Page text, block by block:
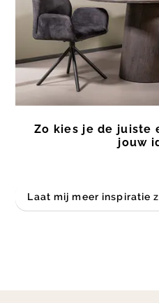
Zo kies je de juiste
jouw
Laat mij meer inspiratie